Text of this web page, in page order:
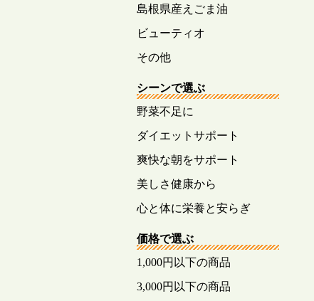
島根県産えごま油
ビューティオ
その他
シーンで選ぶ
野菜不足に
ダイエットサポート
爽快な朝をサポート
美しさ健康から
心と体に栄養と安らぎ
価格で選ぶ
1,000円以下の商品
3,000円以下の商品